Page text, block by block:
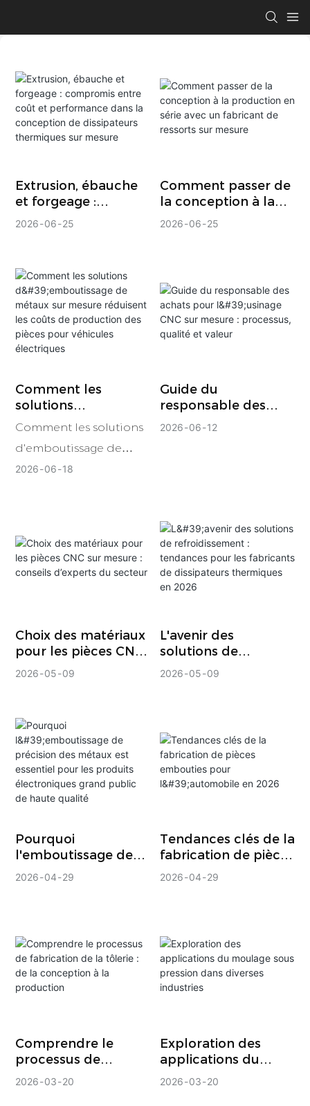
Extrusion, ébauche
et forgeage :
compromis entre
de dissipateurs
thermiques sur
mesure
2026 06 25
Comment passer de
la conception à la
production en série
2026 06 25
Comment les
solutions
d'emboutissage de
réduisent les coûts
de production des
Comment les solutions
d'emboutissage de
métaux sur mesure
électriques grâce au
rendement des
pièces, à la vitesse du
cycle, aux opérations
dans la matrice et à la
des outils.
2026 06 18
Guide du
responsable des
achats pour
2026 06 12
Choix des matériaux
pour les pièces CNC
sur mesure : conseils
2026 05 09
L'avenir des
solutions de
refroidissement :
thermiques en 2026
2026 05 09
Pourquoi
l'emboutissage de
précision des
public de haute
qualité
2026 04 29
Tendances clés de la
fabrication de pièces
embouties pour
2026 04 29
Comprendre le
processus de
fabrication de la
2026 03 20
Exploration des
applications du
moulage sous
2026 03 20